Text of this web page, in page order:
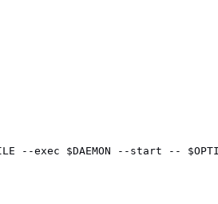
exec $DAEMON --start --